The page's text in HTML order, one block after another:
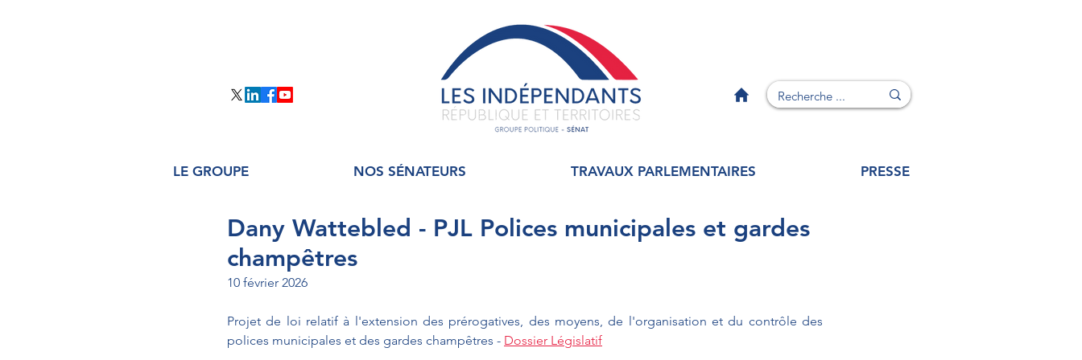
LE GROUPE NOS SÉNATEURS TRAVAUX PARLEMENTAIRES PRESSE
Dany Wattebled - PJL Polices municipales et gardes
champêtres
10 février 2026
Projet de loi relatif à l'extension des prérogatives, des moyens, de l'organisation et du contrôle des
polices municipales et des gardes champêtres - Dossier Législatif